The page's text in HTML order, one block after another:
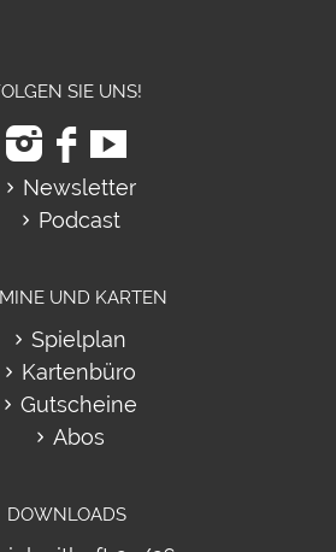
SIE UNS!
Newsletter
Podcast
UND KARTEN
Spielplan
Kartenbüro
Gutscheine
Abos
DOWNLOADS